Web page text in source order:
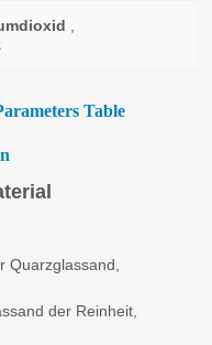
Table
Quarzglassand,
der Reinheit,